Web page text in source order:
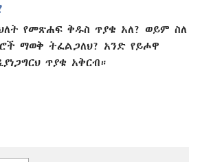
የመጽሐፍ ቅዱስ ጥያቄ አለ? ወይም ስለ
ማወቅ ትፈልጋለህ? አንድ የይሖዋ
ጥያቄ አቅርብ።